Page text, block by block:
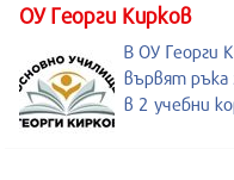
ОУ Георги Кирков
В ОУ Георги
вървят ръка
в 2 учебни